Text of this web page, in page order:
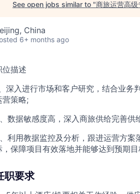
See open jobs similar to "商旅运营高
China
6+ months ago
位描述
深入进行市场和客户研究，结合业务
营策略;
数据敏感度高，深入商旅供给完善供
利用教据监控及分析，跟进运营方案
，保障项目有效落地并能够达到预期目
职要求